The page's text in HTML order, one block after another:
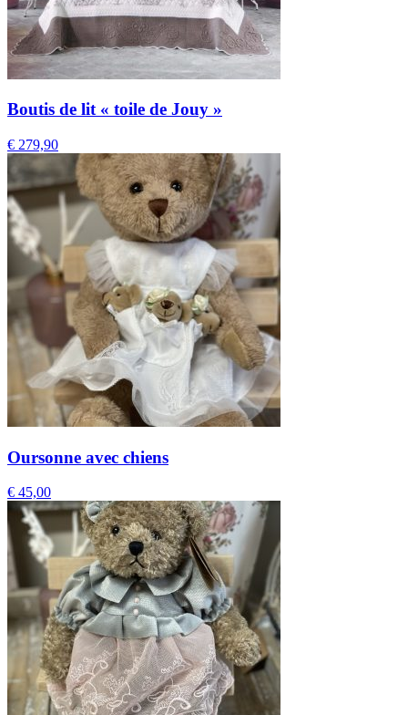
Boutis de lit « toile de Jouy »
€ 279,90
Oursonne avec chiens
€ 45,00